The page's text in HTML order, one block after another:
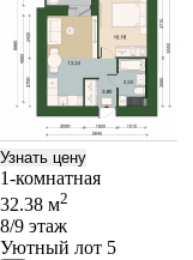
Узнать цену
1-комнатная
32.38 м2
8/9 этаж
Уютный лот 5